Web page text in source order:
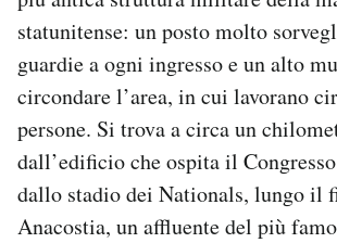
statunitense: un posto molto
guardie a ogni ingresso e un alto
circondare l’area, in cui lavorano
persone. Si trova a circa un
dall’edificio che ospita il
dallo stadio dei Nationals, lungo il
Anacostia, un affluente del più